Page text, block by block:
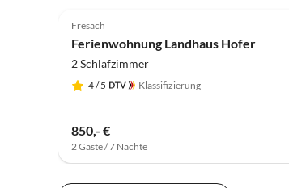
Fresach
Ferienwohnung Landhaus Hofer
2 Schlafzimmer
4/ 5 Klassifizierung
850,- €
2 Gäste / 7 Nächte